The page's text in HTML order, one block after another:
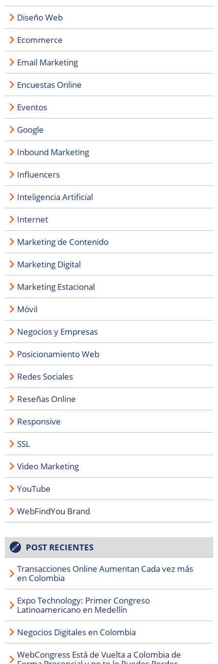
Diseño Web
Ecommerce
Email Marketing
Encuestas Online
Eventos
Google
Inbound Marketing
Influencers
Inteligencia Artificial
Internet
Marketing de Contenido
Marketing Digital
Marketing Estacional
Móvil
Negocios y Empresas
Posicionamiento Web
Redes Sociales
Reseñas Online
Responsive
SSL
Video Marketing
YouTube
WebFindYou Brand
POST RECIENTES
Transacciones Online Aumentan Cada vez más
en Colombia
Expo Technology: Primer Congreso
Latinoamericano en Medellín
Negocios Digitales en Colombia
WebCongress Está de Vuelta a Colombia de